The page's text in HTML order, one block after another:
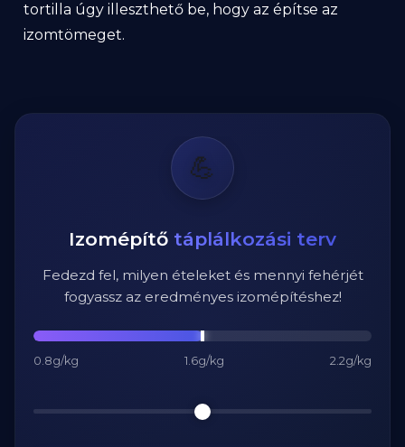
tortilla úgy illeszthető be, hogy az építse az
izomtömeget.
💪
Izomépítő táplálkozási terv
Fedezd fel, milyen ételeket és mennyi fehérjét
fogyassz az eredményes izomépítéshez!
0.8g/kg 1.6g/kg 2.2g/kg